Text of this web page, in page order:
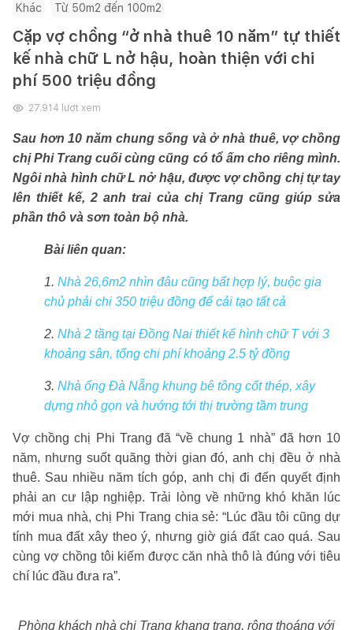
Khác Từ 50m2 đến 100m2
Cặp vợ chồng “ở nhà thuê 10 năm” tự thiết
kế nhà chữ L nở hậu, hoàn thiện với chi
phí 500 triệu đồng
27.914 lượt xem
Sau hơn 10 năm chung sống và ở nhà thuê, vợ chồng
chị Phi Trang cuối cùng cũng có tổ ấm cho riêng mình.
Ngôi nhà hình chữ L nở hậu, được vợ chồng chị tự tay
lên thiết kế, 2 anh trai của chị Trang cũng giúp sửa
phần thô và sơn toàn bộ nhà.
Bài liên quan:
1. Nhà 26,6m2 nhìn đâu cũng bất hợp lý, buộc gia
chủ phải chi 350 triệu đồng để cải tạo tất cả
2. Nhà 2 tầng tại Đồng Nai thiết kế hình chữ T với 3
khoảng sân, tổng chi phí khoảng 2.5 tỷ đồng
3. Nhà ống Đà Nẵng khung bê tông cốt thép, xây
dựng nhỏ gọn và hướng tới thị trường tầm trung
Vợ chồng chị Phi Trang đã “về chung 1 nhà” đã hơn 10
năm, nhưng suốt quãng thời gian đó, anh chị đều ở nhà
thuê. Sau nhiều năm tích góp, anh chị đi đến quyết định
phải an cư lập nghiệp. Trải lòng về những khó khăn lúc
mới mua nhà, chị Phi Trang chia sẻ: “Lúc đầu tôi cũng dự
tính mua đất xây theo ý, nhưng giờ giá đất cao quá. Sau
cùng vợ chồng tôi kiếm được căn nhà thô là đúng với tiêu
chí lúc đầu đưa ra”.
Phòng khách nhà chị Trang khang trang, rộng thoáng với